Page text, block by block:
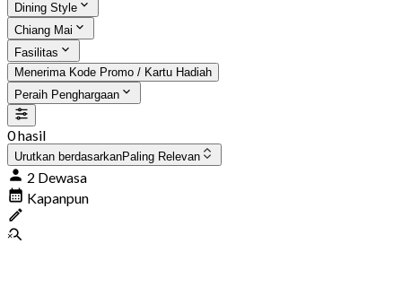
Dining Style
Chiang Mai
Fasilitas
Menerima Kode Promo / Kartu Hadiah
Peraih Penghargaan
0 hasil
Urutkan berdasarkanPaling Relevan
2 Dewasa
Kapanpun